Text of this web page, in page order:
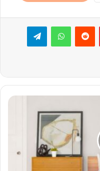
پینترست‫رددیت واتس آپ تلگرام